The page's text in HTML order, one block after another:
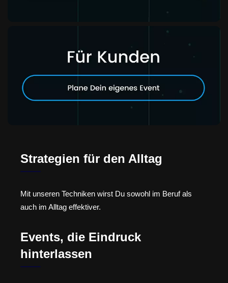
Strategien für den Alltag
Mit unseren Techniken wirst Du sowohl im Beruf als
auch im Alltag effektiver.
Events, die Eindruck
hinterlassen